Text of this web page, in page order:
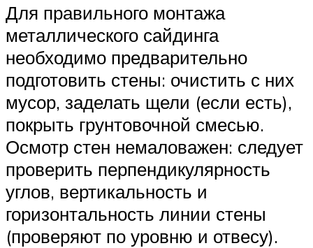
Для правильного монтажа
металлического сайдинга
необходимо предварительно
подготовить стены: очистить с них
мусор, заделать щели (если есть),
покрыть грунтовочной смесью.
Осмотр стен немаловажен: следует
проверить перпендикулярность
углов, вертикальность и
горизонтальность линии стены
(проверяют по уровню и отвесу).